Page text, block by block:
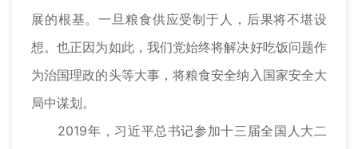
展的根基。一旦粮食供应受制于人，后果将不堪设
想。也正因为如此，我们党始终将解决好吃饭问题作
为治国理政的头等大事，将粮食安全纳入国家安全大
局中谋划。
2019年，习近平总书记参加十三届全国人大二